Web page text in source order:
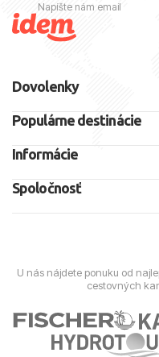
Napíšte nám email
Dovolenky
Populárne destinácie
Informácie
Spoločnosť
U nás nájdete ponuku od
cestovných